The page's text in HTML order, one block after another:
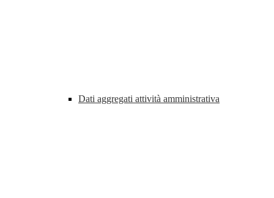
Dati aggregati attività amministrativa